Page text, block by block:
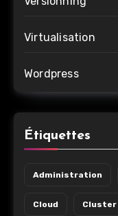
Virtualisation
Wordpress
Étiquettes
Administration
Cloud Cluster